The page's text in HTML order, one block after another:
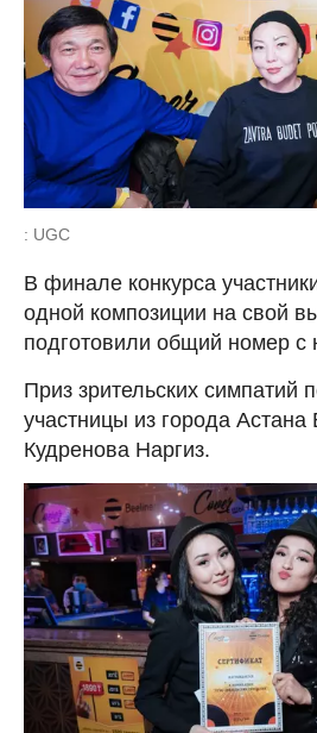
: UGC
В финале конкурса
одной композиции на свой
подготовили общий номер с
Приз зрительских симпатий
участницы из города
Кудренова Наргиз.